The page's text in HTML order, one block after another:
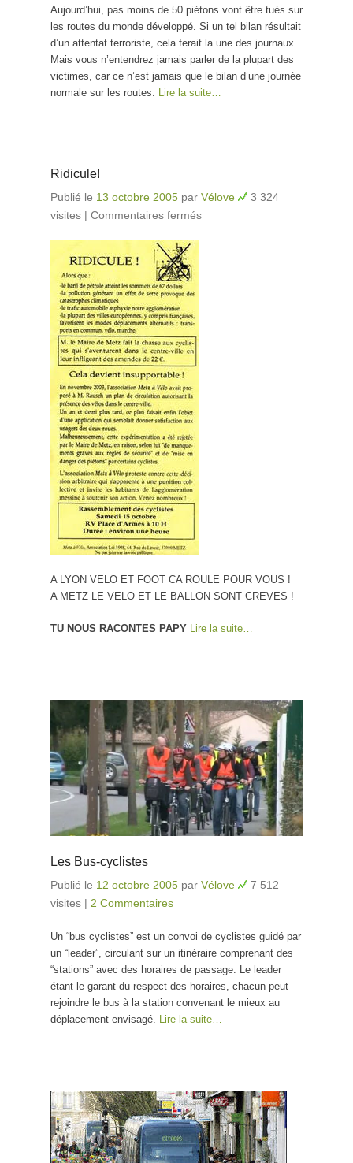
Aujourd’hui, pas moins de 50 piétons vont être tués sur
les routes du monde développé. Si un tel bilan résultait
d’un attentat terroriste, cela ferait la une des journaux..
Mais vous n’entendrez jamais parler de la plupart des
victimes, car ce n’est jamais que le bilan d’une journée
normale sur les routes. Lire la suite…
Ridicule!
Publié le 13 octobre 2005 par Vélove
3 324
visites | Commentaires fermés
A LYON VELO ET FOOT CA ROULE POUR VOUS !
A METZ LE VELO ET LE BALLON SONT CREVES !
TU NOUS RACONTES PAPY Lire la suite…
Les Bus-cyclistes
Publié le 12 octobre 2005 par Vélove
7 512
visites | 2 Commentaires
Un “bus cyclistes” est un convoi de cyclistes guidé par
un “leader”, circulant sur un itinéraire comprenant des
“stations” avec des horaires de passage. Le leader
étant le garant du respect des horaires, chacun peut
rejoindre le bus à la station convenant le mieux au
déplacement envisagé. Lire la suite…